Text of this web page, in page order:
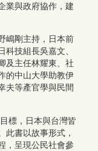
業與政府協作，建
嶋剛主持，日本前
技組長吳嘉文、
及主任林耀東、社
的中山大學助教伊
夫等產官學與民間
標，日本與台灣皆
此書以故事形式，
，呈現公民社會參